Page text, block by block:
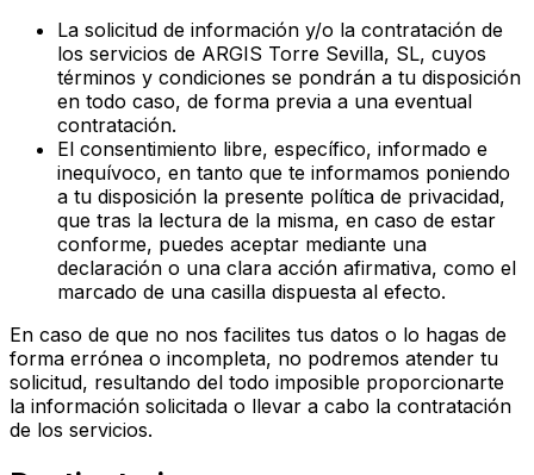
La solicitud de información y/o la contratación de
los servicios de ARGIS Torre Sevilla, SL, cuyos
términos y condiciones se pondrán a tu disposición
en todo caso, de forma previa a una eventual
contratación.
El consentimiento libre, específico, informado e
inequívoco, en tanto que te informamos poniendo
a tu disposición la presente política de privacidad,
que tras la lectura de la misma, en caso de estar
conforme, puedes aceptar mediante una
declaración o una clara acción afirmativa, como el
marcado de una casilla dispuesta al efecto.
En caso de que no nos facilites tus datos o lo hagas de
forma errónea o incompleta, no podremos atender tu
solicitud, resultando del todo imposible proporcionarte
la información solicitada o llevar a cabo la contratación
de los servicios.